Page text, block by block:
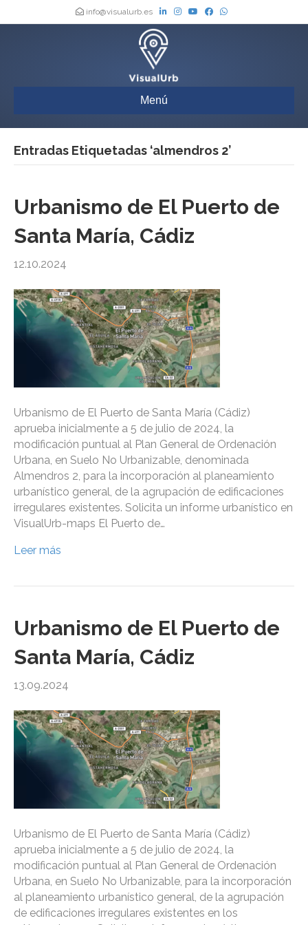
info@visualurb.es
Menú
Entradas Etiquetadas ‘almendros 2’
Urbanismo de El Puerto de
Santa María, Cádiz
12.10.2024
Urbanismo de El Puerto de Santa María (Cádiz)
aprueba inicialmente a 5 de julio de 2024, la
modificación puntual al Plan General de Ordenación
Urbana, en Suelo No Urbanizable, denominada
Almendros 2, para la incorporación al planeamiento
urbanístico general, de la agrupación de edificaciones
irregulares existentes. Solicita un informe urbanístico en
VisualUrb-maps El Puerto de…
Leer más
Urbanismo de El Puerto de
Santa María, Cádiz
13.09.2024
Urbanismo de El Puerto de Santa María (Cádiz)
aprueba inicialmente a 5 de julio de 2024, la
modificación puntual al Plan General de Ordenación
Urbana, en Suelo No Urbanizable, para la incorporación
al planeamiento urbanístico general, de la agrupación
de edificaciones irregulares existentes en los